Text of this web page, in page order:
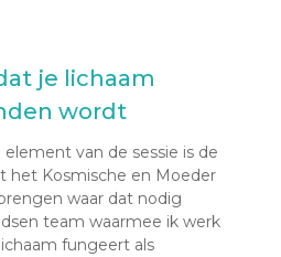
je lichaam
wordt
van de sessie is de
het Kosmische en Moeder
waar dat nodig
team waarmee ik werk
fungeert als